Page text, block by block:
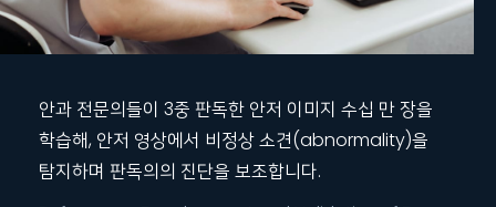
안과 전문의들이 3중 판독한 안저 이미지 수십 만 장을
학습해, 안저 영상에서 비정상 소견(abnormality)을
탐지하며 판독의의 진단을 보조합니다.